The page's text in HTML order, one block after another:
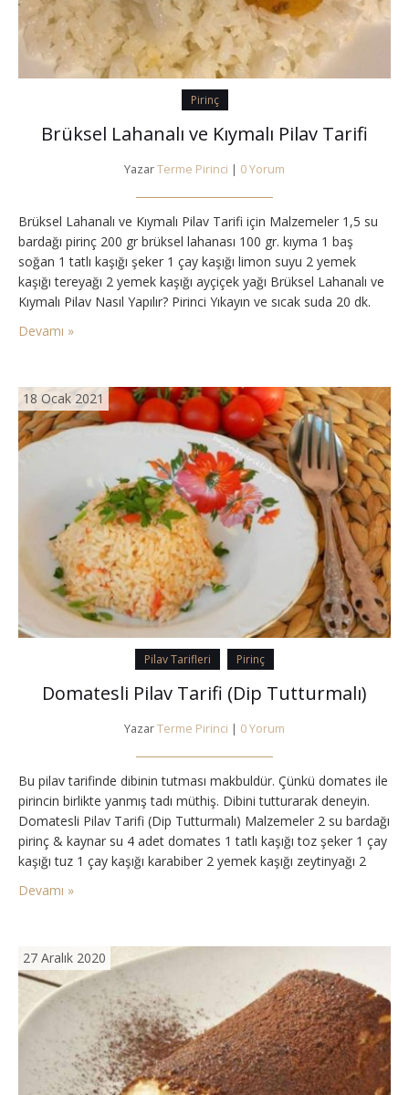
Pirinç
Brüksel Lahanalı ve Kıymalı Pilav Tarifi
YazarTerme Pirinci | 0 Yorum
Brüksel Lahanalı ve Kıymalı Pilav Tarifi için Malzemeler 1,5 su
bardağı pirinç 200 gr brüksel lahanası 100 gr. kıyma 1 baş
soğan 1 tatlı kaşığı şeker 1 çay kaşığı limon suyu 2 yemek
kaşığı tereyağı 2 yemek kaşığı ayçiçek yağı Brüksel Lahanalı ve
Kıymalı Pilav Nasıl Yapılır? Pirinci Yıkayın ve sıcak suda 20 dk.
Devamı »
18 Ocak 2021
Pilav Tarifleri Pirinç
Domatesli Pilav Tarifi (Dip Tutturmalı)
YazarTerme Pirinci | 0 Yorum
Bu pilav tarifinde dibinin tutması makbuldür. Çünkü domates ile
pirincin birlikte yanmış tadı müthiş. Dibini tutturarak deneyin.
Domatesli Pilav Tarifi (Dip Tutturmalı) Malzemeler 2 su bardağı
pirinç & kaynar su 4 adet domates 1 tatlı kaşığı toz şeker 1 çay
kaşığı tuz 1 çay kaşığı karabiber 2 yemek kaşığı zeytinyağı 2
Devamı »
27 Aralık 2020